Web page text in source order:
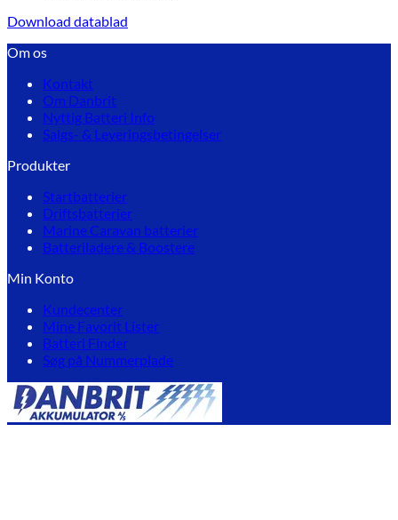
Download datablad
Om os
Kontakt
Om Danbrit
Nyttig Batteri Info
Salgs- & Leveringsbetingelser
Produkter
Startbatterier
Driftsbatterier
Marine Caravan batterier
Batteriladere & Boostere
Min Konto
Kundecenter
Mine Favorit Lister
Batteri Finder
Søg på Nummerplade